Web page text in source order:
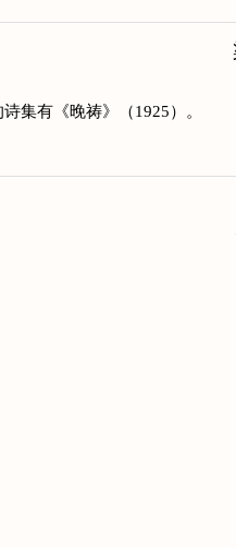
集有《晚祷》（1925）。